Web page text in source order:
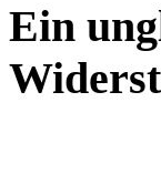
Ein